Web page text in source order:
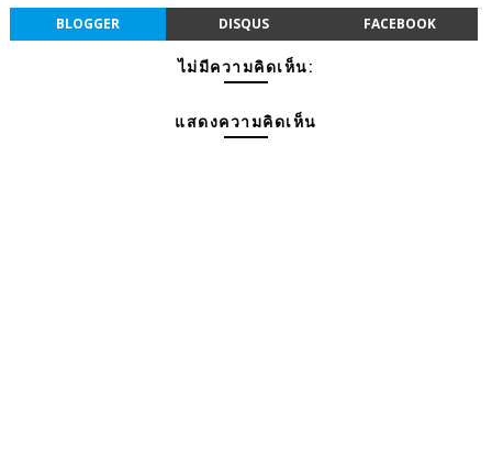
BLOGGER DISQUS FACEBOOK
ไม่มีความคิดเห็น:
แสดงความคิดเห็น